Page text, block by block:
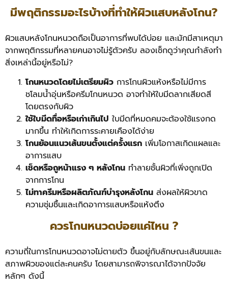
มีพฤติกรรมอะไรบ้างที่ทำให้ผิวแสบหลังโกน?
ผิวแสบหลังโกนหนวดถือเป็นอาการที่พบได้บ่อย และมักมีสาเหตุมา
จากพฤติกรรมที่หลายคนอาจไม่รู้ตัวครับ ลองเช็กดูว่าคุณกำลังทำ
สิ่งเหล่านี้อยู่หรือไม่?
โกนหนวดโดยไม่เตรียมผิว การโกนผิวแห้งหรือไม่มีการ
ชโลมน้ำอุ่นหรือครีมโกนหนวด อาจทำให้ใบมีดลากเสียดสี
โดยตรงกับผิว
ใช้ใบมีดทื่อหรือเก่าเกินไป ใบมีดที่หมดคมจะต้องใช้แรงกด
มากขึ้น ทำให้เกิดการระคายเคืองได้ง่าย
โกนย้อนแนวเส้นขนตั้งแต่ครั้งแรก เพิ่มโอกาสเกิดแผลและ
อาการแสบ
เช็ดหรือถูหน้าแรง ๆ หลังโกน ทำลายชั้นผิวที่เพิ่งถูกเปิด
จากการโกน
ไม่ทาครีมหรือผลิตภัณฑ์บำรุงหลังโกน ส่งผลให้ผิวขาด
ความชุ่มชื้นและเกิดอาการแสบหรือแห้งตึง
ควรโกนหนวดบ่อยแค่ไหน ?
ความถี่ในการโกนหนวดอาจไม่ตายตัว ขึ้นอยู่กับลักษณะเส้นขนและ
สภาพผิวของแต่ละคนครับ โดยสามารถพิจารณาได้จากปัจจัย
หลักๆ ดังนี้